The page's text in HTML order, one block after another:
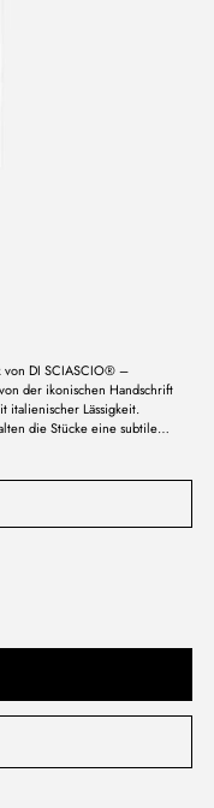
von DI SCIASCIO® –
der ikonischen Handschrift
italienischer Lässigkeit.
die Stücke eine subtile